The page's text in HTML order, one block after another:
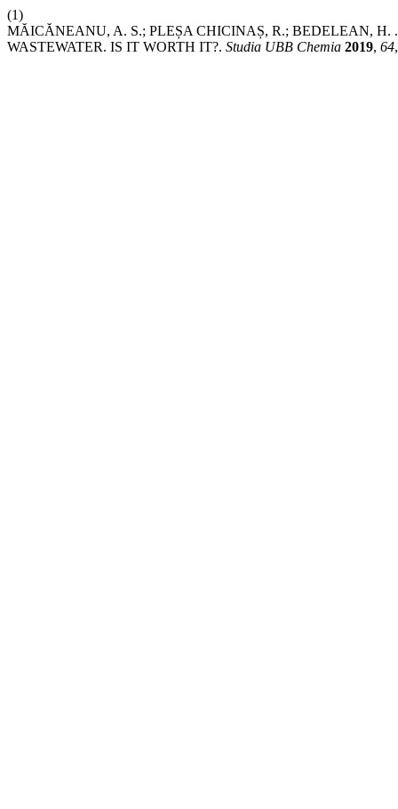
(1)
MĂICĂNEANU, A. S.; PLEȘA CHICINAȘ, R.; BEDELEAN,
WASTEWATER. IS IT WORTH IT?. Studia UBB Chemia 2019, 64